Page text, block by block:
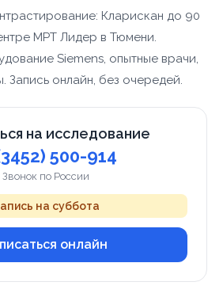
Кларискан до 90
МРТ Лидер в Тюмени.
Siemens, опытные врачи,
Запись онлайн, без очередей.
на исследование
500-914
Звонок по России
на суббота
онлайн